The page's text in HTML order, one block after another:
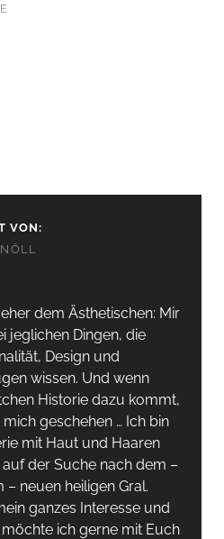
VON:
dem Ästhetischen: Mir
jeglichen Dingen, die
Design und
wissen. Und wenn
Historie dazu kommt,
geschehen … Ich bin
mit Haut und Haaren
der Suche nach dem –
neuen heiligen Gral.
ganzes Interesse und
ich gerne mit Euch